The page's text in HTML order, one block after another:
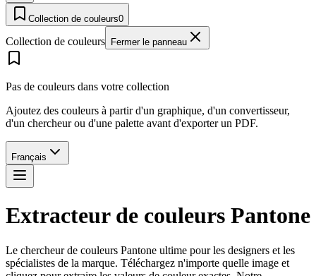
Collection de couleurs0
Collection de couleurs Fermer le panneau
Pas de couleurs dans votre collection
Ajoutez des couleurs à partir d'un graphique, d'un convertisseur,
d'un chercheur ou d'une palette avant d'exporter un PDF.
Français
Extracteur de couleurs Pantone
Le chercheur de couleurs Pantone ultime pour les designers et les
spécialistes de la marque. Téléchargez n'importe quelle image et